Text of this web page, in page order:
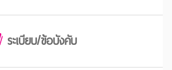
ระเบียบ/ข้อบังคับ